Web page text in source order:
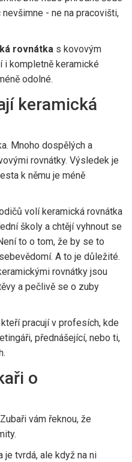
- ne na pracovišti,
rovnátka s kovovým
i kompletně keramické
odolné.
keramická
Mnoho dospělých a
rovnátky. Výsledek je
k němu je méně
volí keramická rovnátka
školy a chtějí vyhnout se
to o tom, že by se to
A to je důležité.
rovnátky jsou
a pečlivě se o zuby
pracují v profesích, kde
přednášející, nebo ti,
o
vám řeknou, že
je tvrdá, ale když na ni